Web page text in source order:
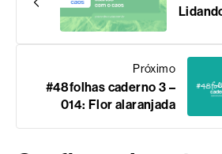
Próximo
#48folhas caderno 3 –
014: Flor alaranjada